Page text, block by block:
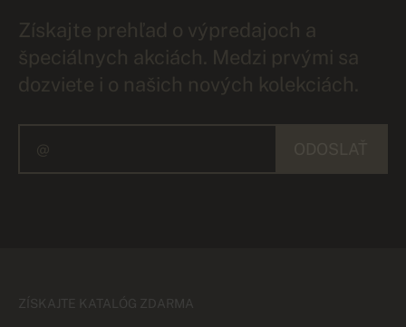
Získajte prehľad o výpredajoch a
špeciálnych akciách. Medzi prvými sa
dozviete i o našich nových kolekciách.
ZÍSKAJTE KATALÓG ZDARMA